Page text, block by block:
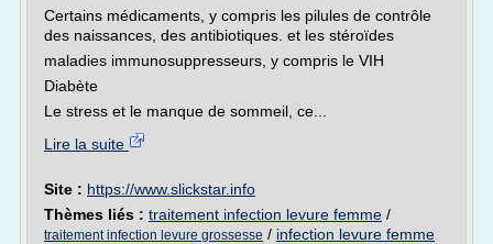
Certains médicaments, y compris les pilules de contrôle
des naissances, des antibiotiques. et les stéroïdes
maladies immunosuppresseurs, y compris le VIH
Diabète
Le stress et le manque de sommeil, ce...
Lire la suite
Site : https://www.slickstar.info
Thèmes liés : traitement infection levure femme /
traitement infection levure grossesse / infection levure femme